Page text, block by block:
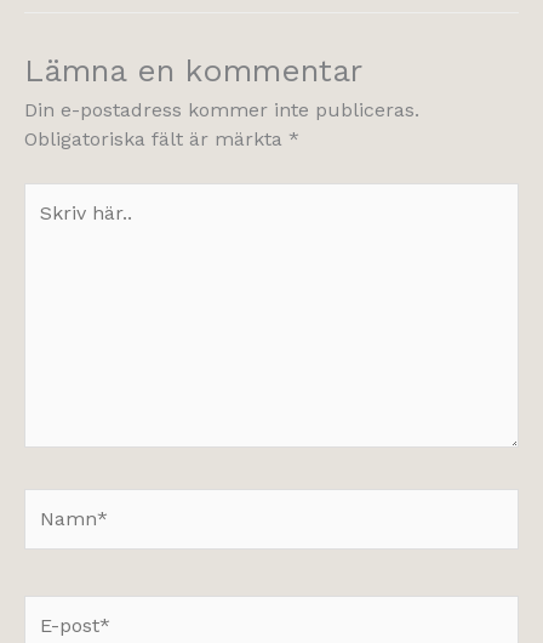
Lämna en kommentar
Din e-postadress kommer inte publiceras.
Obligatoriska fält är märkta *
här..
post*